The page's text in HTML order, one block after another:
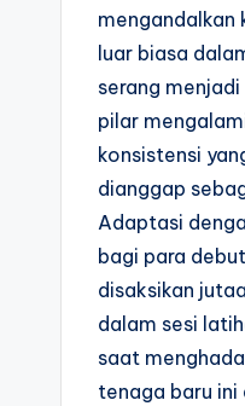
mengandalkan
luar biasa
serang
pilar
konsistensi
dianggap
Adaptasi
bagi para
disaksikan
dalam sesi
saat
tenaga baru